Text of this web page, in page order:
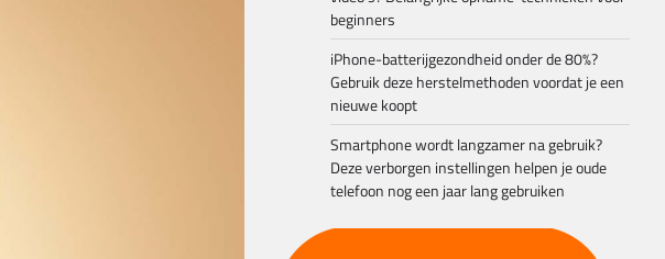
beginners
iPhone-batterijgezondheid onder de 80%?
Gebruik deze herstelmethoden voordat je een
nieuwe koopt
Smartphone wordt langzamer na gebruik?
Deze verborgen instellingen helpen je oude
telefoon nog een jaar lang gebruiken